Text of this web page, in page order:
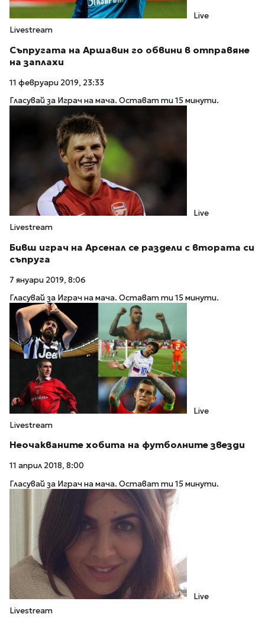
Live
Livestream
Съпругата на Аршавин го обвини в отправяне
на заплахи
11 февруари 2019, 23:33
Гласувай за Играч на мача. Остават ти 15 минути.
Live
Livestream
Бивш играч на Арсенал се раздели с втората си
съпруга
7 януари 2019, 8:06
Гласувай за Играч на мача. Остават ти 15 минути.
Live
Livestream
Неочакваните хобита на футболните звезди
11 април 2018, 8:00
Гласувай за Играч на мача. Остават ти 15 минути.
Live
Livestream